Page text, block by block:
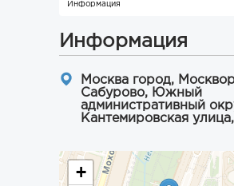
Информация
Информация
Москва город,
Сабурово, Южный
административный
Кантемировская улица,
+